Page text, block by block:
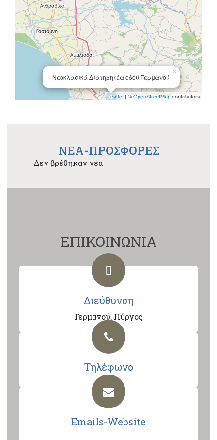
Νεοκλασικά Διατηρητέα οδού Γερμανού
×
Leaflet | ©OpenStreetMapcontributors
NEA-ΠΡΟΣΦΟΡΕΣ
Δεν βρέθηκαν νέα
ΕΠΙΚΟΙΝΩΝΙΑ
Διεύθυνση
Γερμανού, Πύργος
Τηλέφωνο
Emails-Website